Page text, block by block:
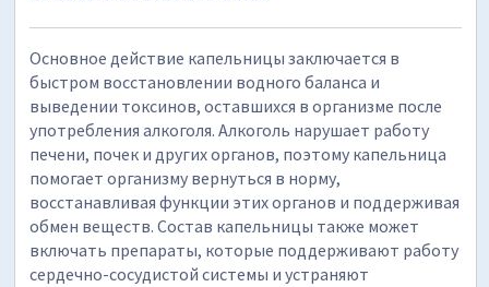
Основное действие капельницы заключается в
быстром восстановлении водного баланса и
выведении токсинов, оставшихся в организме после
употребления алкоголя. Алкоголь нарушает работу
печени, почек и других органов, поэтому капельница
помогает организму вернуться в норму,
восстанавливая функции этих органов и поддерживая
обмен веществ. Состав капельницы также может
включать препараты, которые поддерживают работу
сердечно-сосудистой системы и устраняют